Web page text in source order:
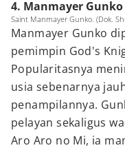
4. Manmayer Gunko
Saint Manmayer Gunko. (Dok.
Manmayer Gunko
pemimpin God's
Popularitasnya
usia sebenarnya
penampilannya.
pelayan sekaligus
Aro Aro no Mi, ia